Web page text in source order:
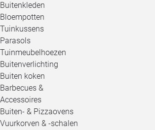
Buitenkleden
Bloempotten
Tuinkussens
Parasols
Tuinmeubelhoezen
Buitenverlichting
Buiten koken
Barbecues &
Accessoires
Buiten- & Pizzaovens
Vuurkorven & -schalen